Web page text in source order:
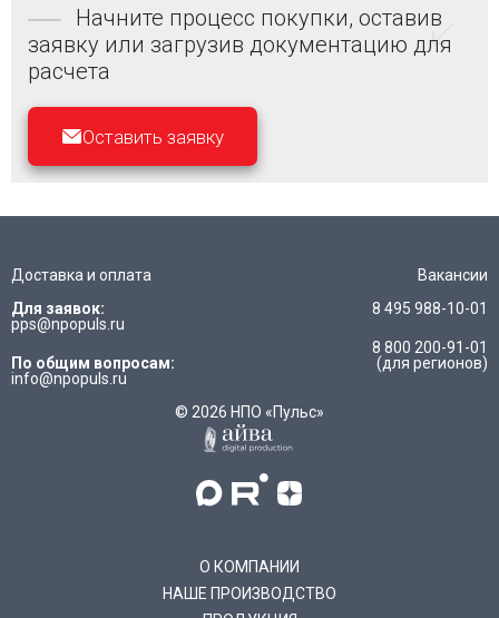
Начните процесс покупки, оставив
заявку или загрузив документацию для
расчета
Оставить заявку
Доставка и оплата
Вакансии
Для заявок:
pps@npopuls.ru
По общим вопросам:
info@npopuls.ru
8 495 988-10-01
8 800 200-91-01
(для регионов)
© 2026 НПО «Пульс»
О КОМПАНИИ
НАШЕ ПРОИЗВОДСТВО